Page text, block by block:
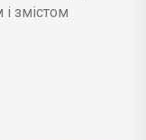
змістом